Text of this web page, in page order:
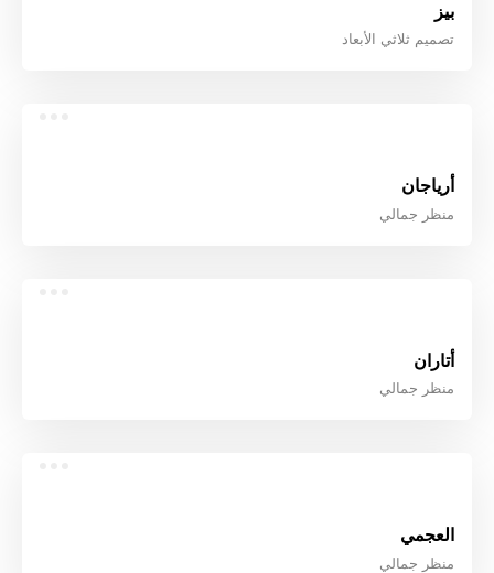
بيز
تصميم ثلاثي الأبعاد
أرياجان
منظر جمالي
أتاران
منظر جمالي
العجمي
منظر جمالي